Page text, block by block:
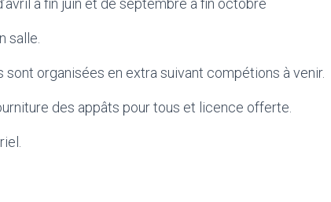
à fin juin et de septembre à fin octobre
salle.
organisées en extra suivant compétions à venir.
des appâts pour tous et licence offerte.